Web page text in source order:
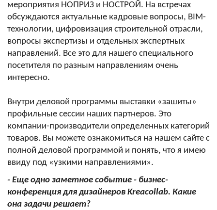
мероприятия НОПРИЗ и НОСТРОЙ. На встречах
обсуждаются актуальные кадровые вопросы, BIM-
технологии, цифровизация строительной отрасли,
вопросы экспертизы и отдельных экспертных
направлений. Все это для нашего специального
посетителя по разным направлениям очень
интересно.
Внутри деловой программы выставки «зашиты»
профильные сессии наших партнеров. Это
компании-производители определенных категорий
товаров. Вы можете ознакомиться на нашем сайте с
полной деловой программой и понять, что я имею
ввиду под «узкими направлениями».
- Еще одно заметное событие - бизнес-
конференция для дизайнеров Kreacollab. Какие
она задачи решает?